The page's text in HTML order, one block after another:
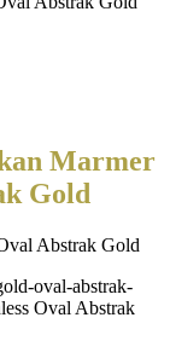
Marmer
Gold
Abstrak Gold